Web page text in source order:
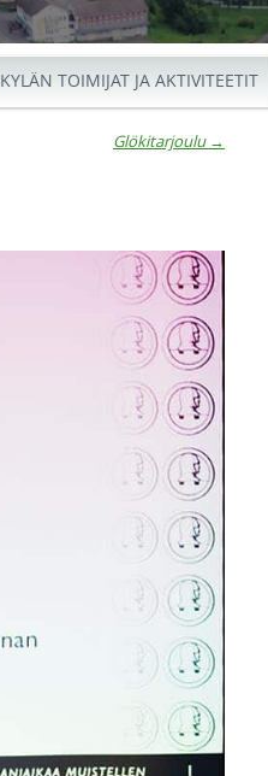
KYLÄN TOIMIJAT JA AKTIVITEETIT
Glökitarjoulu →